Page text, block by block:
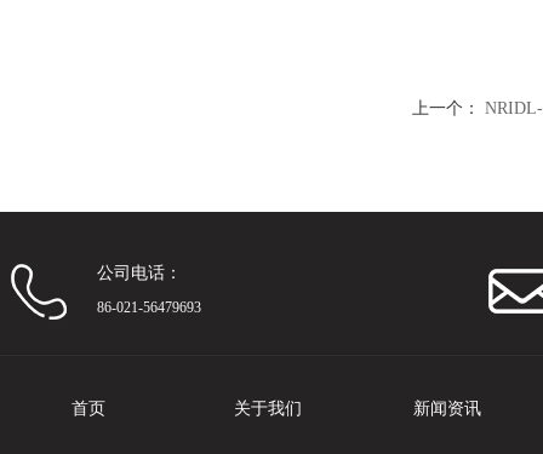
上一个：
公司电话：
86-021-56479693
首页 关于我们 新闻资讯